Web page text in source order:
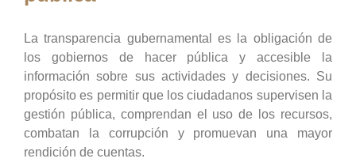
La transparencia gubernamental es la obligación de
los gobiernos de hacer pública y accesible la
información sobre sus actividades y decisiones. Su
propósito es permitir que los ciudadanos supervisen la
gestión pública, comprendan el uso de los recursos,
combatan la corrupción y promuevan una mayor
rendición de cuentas.